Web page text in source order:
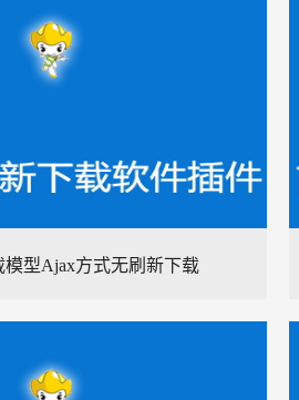
模型Ajax方式无刷新下载